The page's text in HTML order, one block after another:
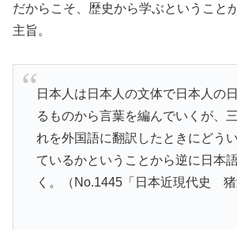
だからこそ、歴史から学ぶということ
主旨。
日本人は日本人の文体で日本人の
るものから言葉を編んでいくが、
れを外国語に翻訳したときにどう
ているかということから逆に日本
く。（No.1445「日本近現代史 猪